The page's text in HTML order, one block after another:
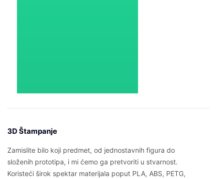
3D Štampanje
Zamislite bilo koji predmet, od jednostavnih figura do
složenih prototipa, i mi ćemo ga pretvoriti u stvarnost.
Koristeći širok spektar materijala poput PLA, ABS, PETG,